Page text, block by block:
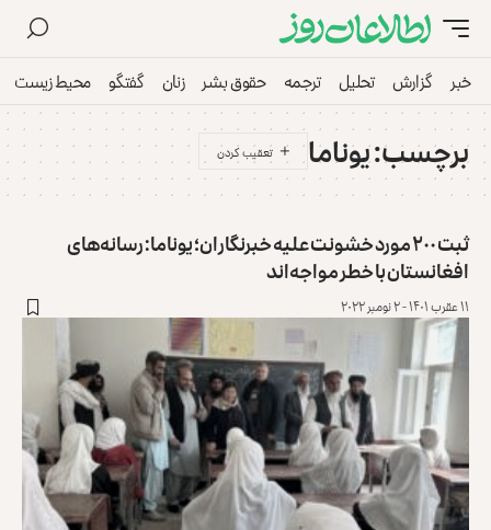
خبر گزارش تحلیل ترجمه حقوق بشر زنان گفتگو محیط زیست
برچسب:یوناما
ثبت ۲۰۰ مورد خشونت علیه خبرنگاران؛ یوناما: رسانه‌های
افغانستان با خطر مواجه‌اند
۱۱ عقرب ۱۴۰۱ - ۲ نومبر ۲۰۲۲